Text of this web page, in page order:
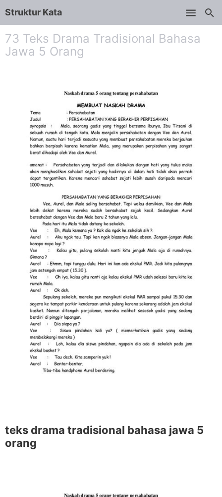
Struktur Kata
73 Teks Drama Tradisional Bahasa
Jawa 5 Orang
teks drama tradisional bahasa jawa 5
orang